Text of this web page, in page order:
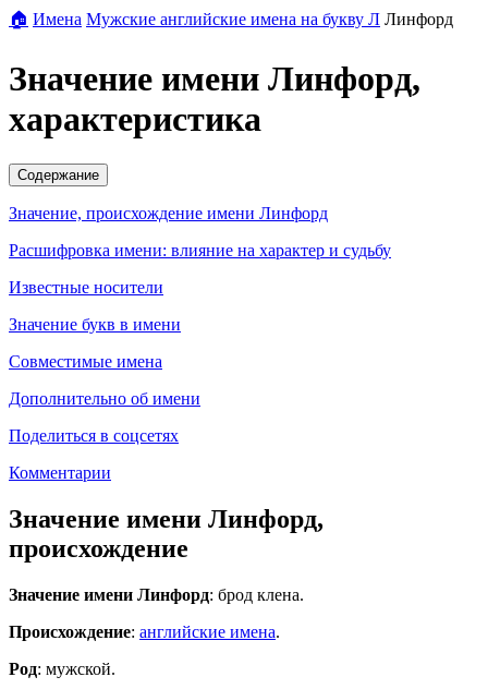
🏠 Имена Мужские английские имена на букву Л Линфорд
Значение имени Линфорд,
характеристика
Содержание
Значение, происхождение имени Линфорд
Расшифровка имени: влияние на характер и судьбу
Известные носители
Значение букв в имени
Совместимые имена
Дополнительно об имени
Поделиться в соцсетях
Комментарии
Значение имени Линфорд,
происхождение
Значение имени Линфорд: брод клена.
Происхождение: английские имена.
Род: мужской.